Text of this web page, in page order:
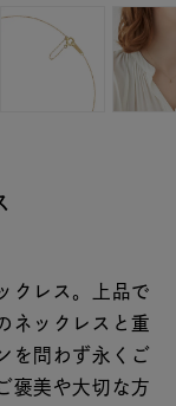
クレス。上品で
ネックレスと重
を問わず永くご
褒美や大切な方